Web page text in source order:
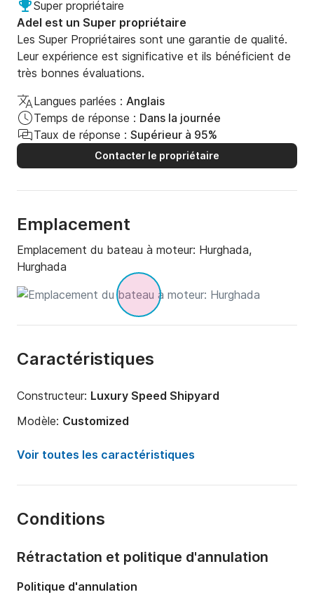
Excursion
Nous organisons 3 excursions par jour en été.
Excursion 1 : 8h30 – 11h30
Excursion 2 : 12h00 – 15h00
Excursion 3 : 15h30 – 18h30 (ou jusqu’au coucher du
soleil)
Super propriétaire
Adel est un Super propriétaire
Les Super Propriétaires sont une garantie de qualité.
Leur expérience est significative et ils bénéficient de
très bonnes évaluations.
Langues parlées : Anglais
Temps de réponse : Dans la journée
Taux de réponse : Supérieur à 95%
Contacter le propriétaire
Emplacement
Emplacement du bateau à moteur: Hurghada,
Hurghada
Caractéristiques
Constructeur: Luxury Speed Shipyard
Modèle: Customized
Puissance moteur:
3600cv
Capacité à bord:
Nombre de salles de bains:
Voir toutes les caractéristiques
Conditions
Rétractation et politique d'annulation
Politique d'annulation